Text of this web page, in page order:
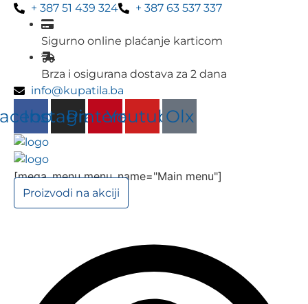
Skip
content
+ 387 51 439 324 + 387 63 537 337
Sigurno online plaćanje karticom
Brza i osigurana dostava za 2 dana
info@kupatila.ba
Instagram
Pinterest
YoutubeOlx
[mega_menu menu_name="Main menu"]
Proizvodi na akciji